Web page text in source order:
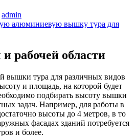
admin
рабочей области
вышки тура для различных видов
и площадь, на которой будет
подбирать высоту вышки
задач. Например, для работы в
высоты до 4 метров, в то
фасадах зданий потребуется
и более.